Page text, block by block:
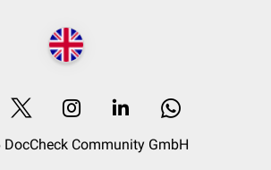
Community GmbH